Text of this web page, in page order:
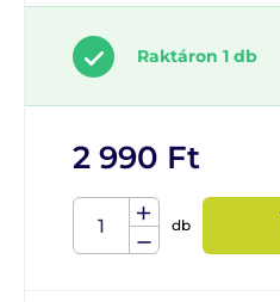
Raktáron 1 db
2 990 Ft
db